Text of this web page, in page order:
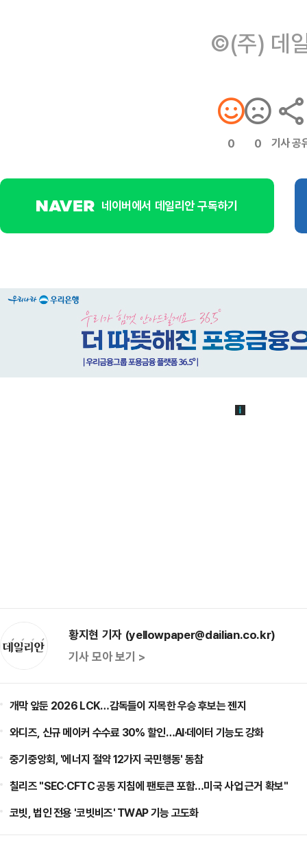
©(주) 데
0 0 기사 공
네이버에서 데일리안 구독하기
황지현 기자 (yellowpaper@dailian.co.kr)
기사 모아 보기 >
개막 앞둔 2026 LCK…감독들이 지목한 우승 후보는 젠지
와디즈, 신규 메이커 수수료 30% 할인…AI·데이터 기능도 강화
중기중앙회, '에너지 절약 12가지 국민행동' 동참
칠리즈 "SEC·CFTC 공동 지침에 팬토큰 포함…미국 사업 근거 확보"
코빗, 법인 전용 '코빗비즈' TWAP 기능 고도화